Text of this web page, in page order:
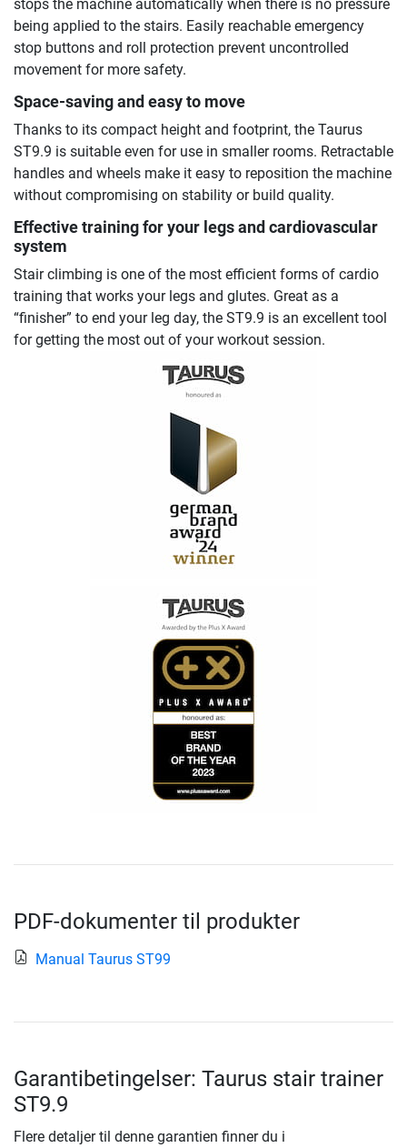
stops the machine automatically when there is no pressure
being applied to the stairs. Easily reachable emergency
stop buttons and roll protection prevent uncontrolled
movement for more safety.
Space-saving and easy to move
Thanks to its compact height and footprint, the Taurus
ST9.9 is suitable even for use in smaller rooms. Retractable
handles and wheels make it easy to reposition the machine
without compromising on stability or build quality.
Effective training for your legs and cardiovascular
system
Stair climbing is one of the most efficient forms of cardio
training that works your legs and glutes. Great as a
“finisher” to end your leg day, the ST9.9 is an excellent tool
for getting the most out of your workout session.
PDF-dokumenter til produkter
Manual Taurus ST99
Garantibetingelser: Taurus stair trainer
ST9.9
Flere detaljer til denne garantien finner du i